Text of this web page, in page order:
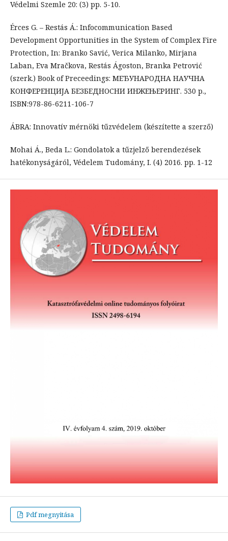
Védelmi Szemle 20: (3) pp. 5-10.
Érces G. – Restás Á.: Infocommunication Based
Development Opportunities in the System of Complex Fire
Protection, In: Branko Savić, Verica Milanko, Mirjana
Laban, Eva Mračkova, Restás Ágoston, Branka Petrović
(szerk.) Book of Preceedings: МЕЂУНАРОДНА НАУЧНА
КОНФЕРЕНЦИЈА БЕЗБЕДНОСНИ ИНЖЕЊЕРИНГ. 530 p.,
ISBN:978-86-6211-106-7
ÁBRA: Innovatív mérnöki tűzvédelem (készítette a szerző)
Mohai Á., Beda L.: Gondolatok a tűzjelző berendezések
hatékonyságáról, Védelem Tudomány, I. (4) 2016. pp. 1-12
Pdf megnyitása